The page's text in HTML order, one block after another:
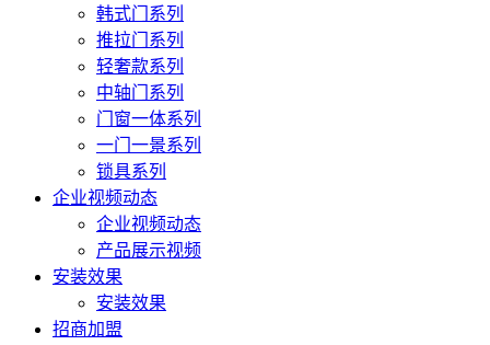
韩式门系列
推拉门系列
轻奢款系列
中轴门系列
门窗一体系列
一门一景系列
锁具系列
企业视频动态
企业视频动态
产品展示视频
安装效果
安装效果
招商加盟